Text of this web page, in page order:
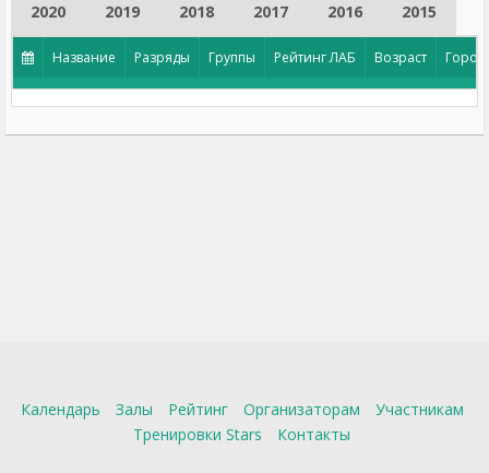
2020 2019 2018 2017 2016 2015
Название Разряды Группы Рейтинг ЛАБ Возраст Город
Календарь Залы Рейтинг Организаторам
Участникам
Тренировки Stars
Контакты